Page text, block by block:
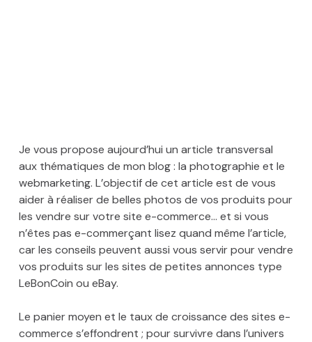
Je vous propose aujourd’hui un article transversal
aux thématiques de mon blog : la photographie et le
webmarketing. L’objectif de cet article est de vous
aider à réaliser de belles photos de vos produits pour
les vendre sur votre site e-commerce… et si vous
n’êtes pas e-commerçant lisez quand même l’article,
car les conseils peuvent aussi vous servir pour vendre
vos produits sur les sites de petites annonces type
LeBonCoin ou eBay.
Le panier moyen et le taux de croissance des sites e-
commerce s’effondrent ; pour survivre dans l’univers